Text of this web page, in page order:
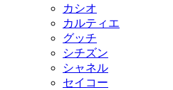
カシオ
カルティエ
グッチ
シチズン
シャネル
セイコー